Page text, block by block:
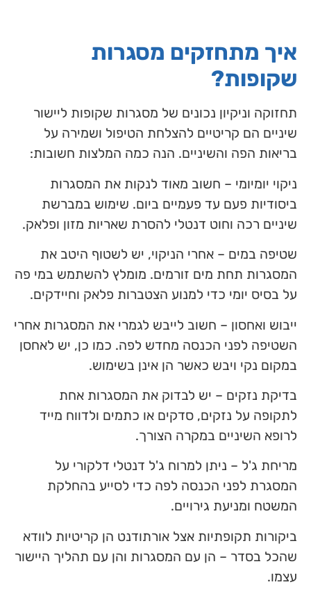
איך מתחזקים מסגרות
שקופות?
תחזוקה וניקיון נכונים של מסגרות שקופות ליישור
שיניים הם קריטיים להצלחת הטיפול ושמירה על
בריאות הפה והשיניים. הנה כמה המלצות חשובות:
ניקוי יומיומי – חשוב מאוד לנקות את המסגרות
ביסודיות פעם עד פעמיים ביום. שימוש במברשת
שיניים רכה וחוט דנטלי להסרת שאריות מזון ופלאק.
שטיפה במים – אחרי הניקוי, יש לשטוף היטב את
המסגרות תחת מים זורמים. מומלץ להשתמש במי פה
על בסיס יומי כדי למנוע הצטברות פלאק וחיידקים.
ייבוש ואחסון – חשוב לייבש לגמרי את המסגרות אחרי
השטיפה לפני הכנסה מחדש לפה. כמו כן, יש לאחסן
במקום נקי ויבש כאשר הן אינן בשימוש.
בדיקת נזקים – יש לבדוק את המסגרות אחת
לתקופה על נזקים, סדקים או כתמים ולדווח מייד
לרופא השיניים במקרה הצורך.
מריחת ג'ל – ניתן למרוח ג'ל דנטלי דלקורי על
המסגרת לפני הכנסה לפה כדי לסייע בהחלקת
המשטח ומניעת גירויים.
ביקורות תקופתיות אצל אורתודנט הן קריטיות לוודא
שהכל בסדר – הן עם המסגרות והן עם תהליך היישור
עצמו.